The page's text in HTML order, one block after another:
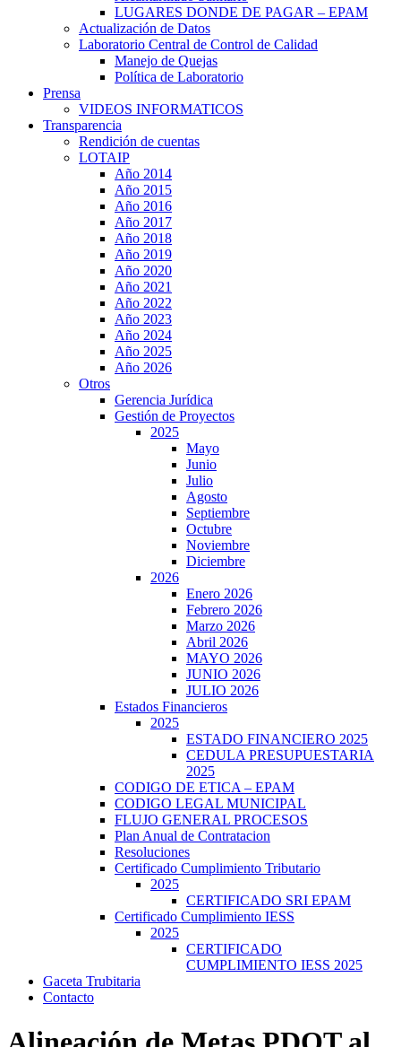
LUGARES DONDE DE PAGAR – EPAM
Actualización de Datos
Laboratorio Central de Control de Calidad
Manejo de Quejas
Política de Laboratorio
Prensa
VIDEOS INFORMATICOS
Transparencia
Rendición de cuentas
LOTAIP
Año 2014
Año 2015
Año 2016
Año 2017
Año 2018
Año 2019
Año 2020
Año 2021
Año 2022
Año 2023
Año 2024
Año 2025
Año 2026
Otros
Gerencia Jurídica
Gestión de Proyectos
2025
Mayo
Junio
Julio
Agosto
Septiembre
Octubre
Noviembre
Diciembre
2026
Enero 2026
Febrero 2026
Marzo 2026
Abril 2026
MAYO 2026
JUNIO 2026
JULIO 2026
Estados Financieros
2025
ESTADO FINANCIERO 2025
CEDULA PRESUPUESTARIA
2025
CODIGO DE ETICA – EPAM
CODIGO LEGAL MUNICIPAL
FLUJO GENERAL PROCESOS
Plan Anual de Contratacion
Resoluciones
Certificado Cumplimiento Tributario
2025
CERTIFICADO SRI EPAM
Certificado Cumplimiento IESS
2025
CERTIFICADO
CUMPLIMIENTO IESS 2025
Gaceta Trubitaria
Contacto